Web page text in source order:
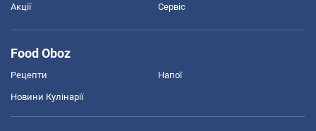
Акції Сервіс
Food Oboz
Рецепти Напої
Новини Кулінарії